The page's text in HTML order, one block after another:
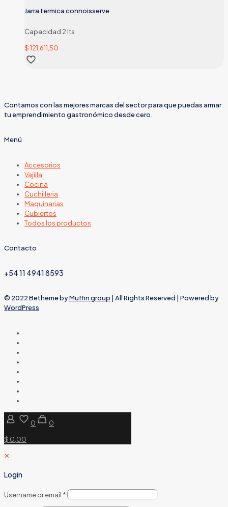
Jarra termica connoisserve
Capacidad 2 lts
$121.611,50
Contamos con las mejores marcas del sector para que puedas armar
tu emprendimiento gastronómico desde cero.
Menú
Accesorios
Vajilla
Cocina
Cuchilleria
Maquinarias
Cubiertos
Todos los productos
Contacto
+54 11 4941 8593
© 2022 Betheme byMuffin group | All Rights Reserved | Powered by
WordPress
0
0
$ 0,00
✕
Login
Username or email *